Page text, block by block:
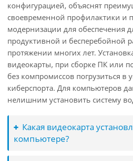
конфигурацией, объяснят
своевременной профилактики и
модернизации для обеспечения
продуктивной и бесперебойной
протяжении многих лет.
видеокарты, при сборке ПК или
без компромиссов погрузиться в
киберспорта. Для компьютеров
нелишним установить систему
Какая видеокарта
компьютере?